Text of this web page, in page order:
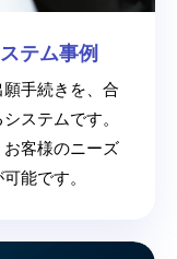
テム事例
手続きを、合
ステムです。
客様のニーズ
能です。